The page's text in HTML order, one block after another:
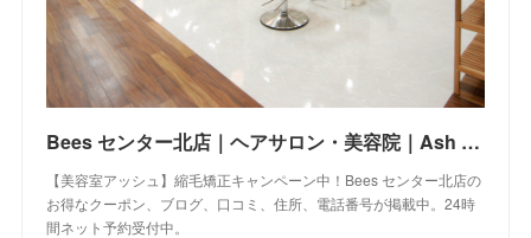
Bees センター北店｜ヘアサロン・美容院｜Ash オフィシャルサイト
【美容室アッシュ】縮毛矯正キャンペーン中！Bees センター北店の
お得なクーポン、ブログ、口コミ、住所、電話番号が掲載中。24時
間ネット予約受付中。